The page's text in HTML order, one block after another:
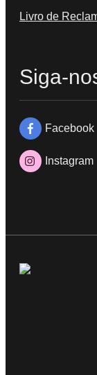
Livro de
Siga-
Facebook
Instagram